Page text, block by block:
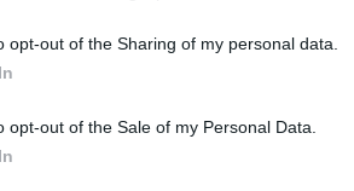
opt-out of the Sharing of my personal data.
opt-out of the Sale of my Personal Data.
w dalszą drogę, a ja jeszcze
bo mam Ci jeszcze dużo więcej